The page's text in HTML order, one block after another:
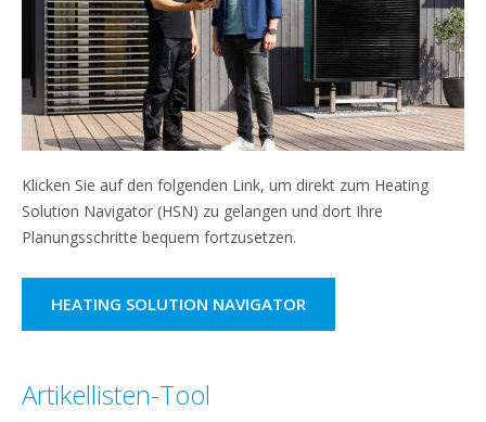
Klicken Sie auf den folgenden Link, um direkt zum Heating
Solution Navigator (HSN) zu gelangen und dort Ihre
Planungsschritte bequem fortzusetzen.
HEATING SOLUTION NAVIGATOR
Artikellisten-Tool